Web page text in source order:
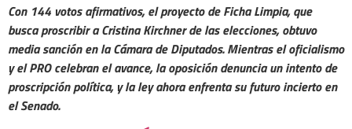
Con 144 votos afirmativos, el proyecto de Ficha Limpia, que
busca proscribir a Cristina Kirchner de las elecciones, obtuvo
media sanción en la Cámara de Diputados. Mientras el oficialismo
y el PRO celebran el avance, la oposición denuncia un intento de
proscripción política, y la ley ahora enfrenta su futuro incierto en
el Senado.